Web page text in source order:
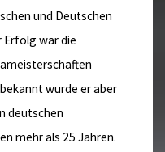
und Deutschen
Erfolg war die
wurde er aber
deutschen
mehr als 25 Jahren.